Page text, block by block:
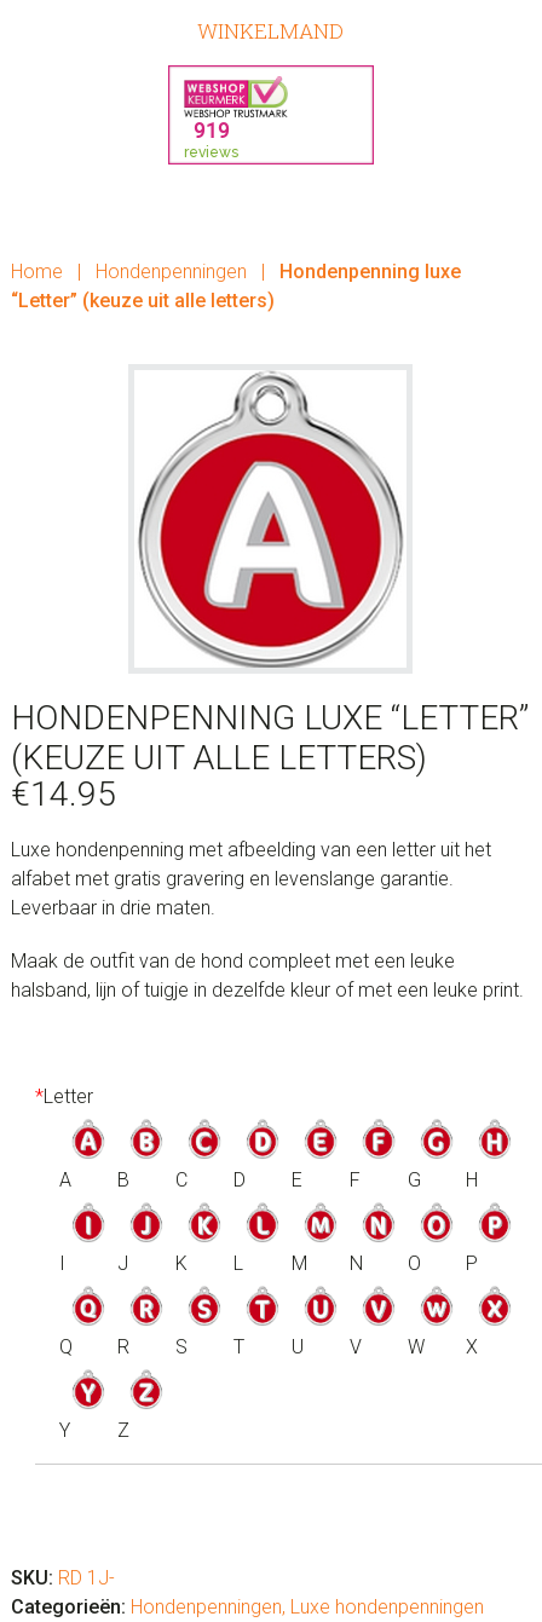
WINKELMAND
Home | Hondenpenningen |
Hondenpenning luxe
“Letter” (keuze uit alle letters)
HONDENPENNING LUXE “LETTER”
(KEUZE UIT ALLE LETTERS)
€14.95
Luxe hondenpenning met afbeelding van een letter uit het
alfabet met gratis gravering en levenslange garantie.
Leverbaar in drie maten.
Maak de outfit van de hond compleet met een leuke
halsband, lijn of tuigje in dezelfde kleur of met een leuke print.
*Letter
A B C D E F G H
I J K L M N O P
Q R S T U V W X
Y Z
"Letter"
(keuze
SKU: RD 1J-
Categorieën: Hondenpenningen, Luxe hondenpenningen